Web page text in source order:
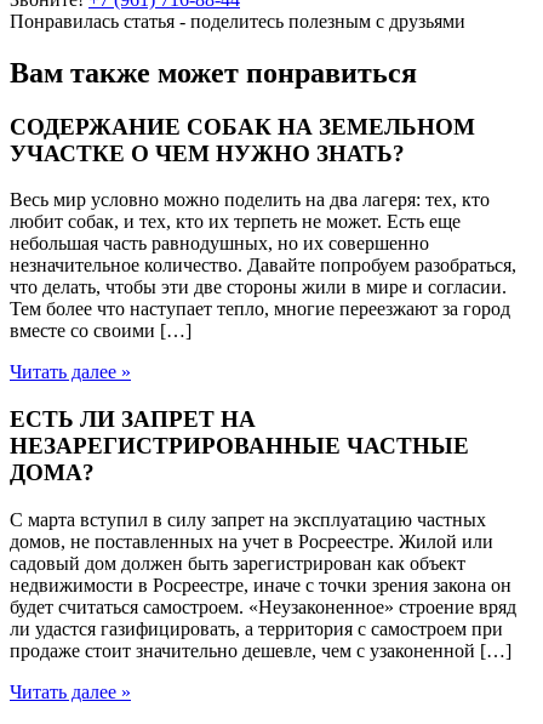
Понравилась статья - поделитесь полезным с друзьями
Вам также может понравиться
СОДЕРЖАНИЕ СОБАК НА ЗЕМЕЛЬНОМ
УЧАСТКЕ О ЧЕМ НУЖНО ЗНАТЬ?
Весь мир условно можно поделить на два лагеря: тех, кто
любит собак, и тех, кто их терпеть не может. Есть еще
небольшая часть равнодушных, но их совершенно
незначительное количество. Давайте попробуем разобраться,
что делать, чтобы эти две стороны жили в мире и согласии.
Тем более что наступает тепло, многие переезжают за город
вместе со своими […]
Читать далее »
ЕСТЬ ЛИ ЗАПРЕТ НА
НЕЗАРЕГИСТРИРОВАННЫЕ ЧАСТНЫЕ
ДОМА?
С марта вступил в силу запрет на эксплуатацию частных
домов, не поставленных на учет в Росреестре. Жилой или
садовый дом должен быть зарегистрирован как объект
недвижимости в Росреестре, иначе с точки зрения закона он
будет считаться самостроем. «Неузаконенное» строение вряд
ли удастся газифицировать, а территория с самостроем при
продаже стоит значительно дешевле, чем с узаконенной […]
Читать далее »